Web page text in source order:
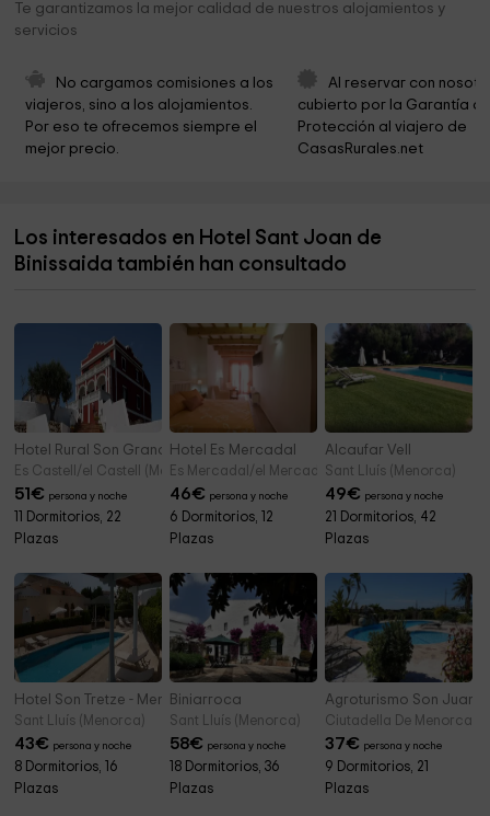
Aeródromo de San Luis
Real Aeroclub Mahón Menorca
Salón del Reino de los Testigos de Jehová
Consell Insular de Menorca 4,0 km
Ayuntamiento de Maó
Te garantizamos la mejor calidad de nuestros alojamientos y
servicios
No cargamos comisiones a los
viajeros, sino a los alojamientos.
Por eso te ofrecemos siempre el
mejor precio.
Al reservar con
cubierto por la Garantía
Protección al viajero de
CasasRurales.net
Los interesados en Hotel Sant Joan de
Binissaida también han consultado
Hotel Rural Son Granot
Es Castell/el Castell (Menorca)
51€ persona y noche
11 Dormitorios, 22
Plazas
Hotel Es Mercadal
Es Mercadal/el Mercadal (Menorca)
46€ persona y noche
6 Dormitorios, 12
Plazas
Alcaufar Vell
Sant Lluís (Menorca)
49€ persona y noche
21 Dormitorios, 42
Plazas
Hotel Son Tretze - Menorca
Sant Lluís (Menorca)
43€ persona y noche
8 Dormitorios, 16
Plazas
Biniarroca
Sant Lluís (Menorca)
58€ persona y noche
18 Dormitorios, 36
Plazas
Agroturismo Son
Ciutadella De Menorca
37€ persona y noche
9 Dormitorios, 21
Plazas